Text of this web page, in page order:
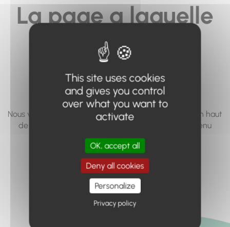
La page a laquelle
vous cherchez à
accéder n'existe
pas... ou plus.
Nous vous invitons à utiliser le moteur de recherche en haut
de page, ou à utiliser le menu pour trouver le contenu
recherché.
Retour à l'accueil
This site uses cookies
and gives you control
over what you want to
activate
OK, accept all
Deny all cookies
Personalize
Privacy policy